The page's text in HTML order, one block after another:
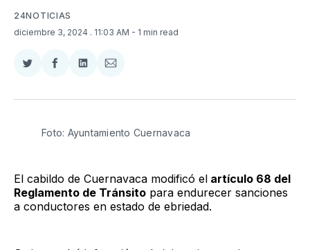
24NOTICIAS
diciembre 3, 2024 . 11:03 AM - 1 min read
Compartir
Twitter
Compartir
Facebook
Compartir
LinkedIn
Compartir
Email
Foto: Ayuntamiento Cuernavaca
El cabildo de Cuernavaca modificó el artículo 68 del
Reglamento de Tránsito para endurecer sanciones
a conductores en estado de ebriedad.